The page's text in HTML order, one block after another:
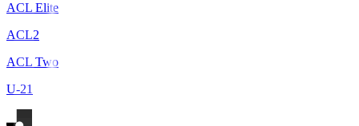
ACL Elite
ACL2
ACL Two
U-21